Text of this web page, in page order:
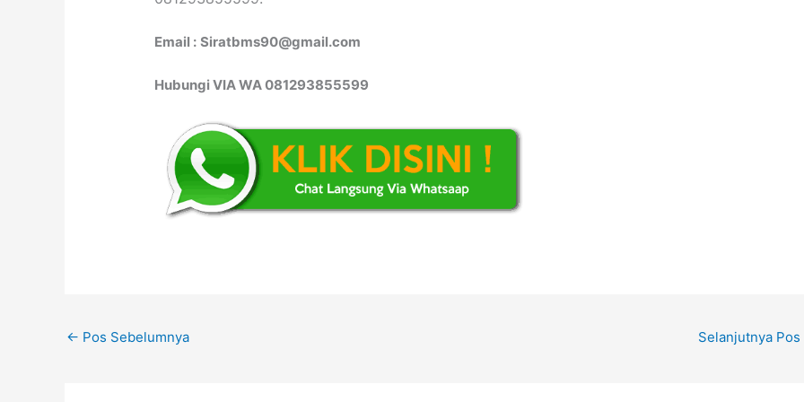
Email : Siratbms90@gmail.com
Hubungi VIA WA 081293855599
← Pos Sebelumnya Selanjutnya Pos